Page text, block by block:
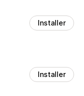
Installer
Installer